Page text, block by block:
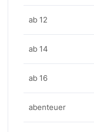
ab 12
ab 14
ab 16
abenteuer